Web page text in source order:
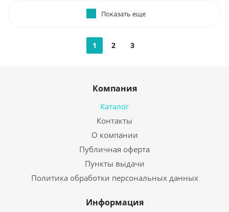
Показать еще
1 2 3
Компания
Каталог
Контакты
О компании
Публичная оферта
Пункты выдачи
Политика обработки персональных данных
Информация